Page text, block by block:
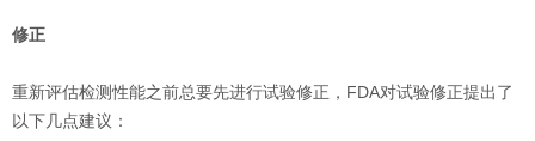
修正
重新评估检测性能之前总要先进行试验修正，FDA对试验修正提出了
以下几点建议：